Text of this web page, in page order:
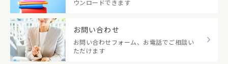
ウンロードできます
お問い合わせ
お問い合わせフォーム、お電話でご相談い
ただけます